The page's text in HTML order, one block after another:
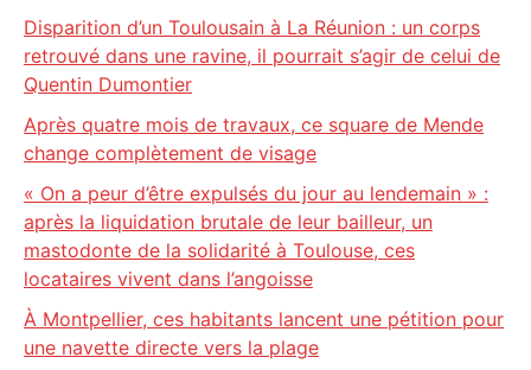
Disparition d’un Toulousain à La Réunion : un corps
retrouvé dans une ravine, il pourrait s’agir de celui de
Quentin Dumontier
Après quatre mois de travaux, ce square de Mende
change complètement de visage
« On a peur d’être expulsés du jour au lendemain » :
après la liquidation brutale de leur bailleur, un
mastodonte de la solidarité à Toulouse, ces
locataires vivent dans l’angoisse
À Montpellier, ces habitants lancent une pétition pour
une navette directe vers la plage